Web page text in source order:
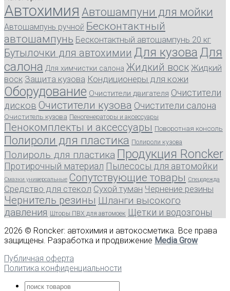
Автохимия Автошампуни для мойки
Автошампунь ручной Бесконтактный
автошампунь Бесконтактный автошампунь 20 кг
Бутылочки для автохимии Для кузоваДля
салона Для химчистки салона Жидкий воск Жидкий
воск Защита кузова Кондиционеры для кожи
Оборудование Очистители двигателя Очистители
дисков Очистители кузова Очистители салона
Очиститель кузова Пеногенераторы и аксессуары
Пенокомплекты и аксессуары Поворотная консоль
Полироли для пластика Полироли кузова
Полироль для пластика Продукция Roncker
Протирочный материал Пылесосы для автомойки
Смазки универсальные Сопутствующие товары Спецодежда
Средство для стекол Сухой туман Чернение резины
Чернитель резины Шланги высокого
давления Шторы ПВХ для автомоек Щетки и водозгоны
2026 © Roncker: автохимия и автокосметика. Все права
защищены. Разработка и продвижение Media Grow
Публичная оферта
Политика конфиденциальности